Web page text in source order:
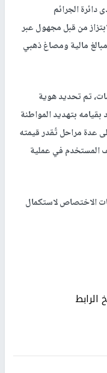
الجرائم
من قبل مجهول عبر
مالية ومصاغ ذهبي
تم تحديد هوية
بتهديد المواطنة
عدة مراحل تُقدر قيمته
المستخدم في عملية
الاختصاص لاستكمال
الرابط